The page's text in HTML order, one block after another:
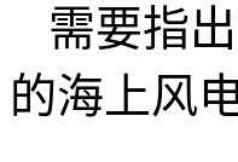
需要指
的海上风